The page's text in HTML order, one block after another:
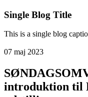
Single Blog Title
This is a single blog
07 maj 2023
introduktion til